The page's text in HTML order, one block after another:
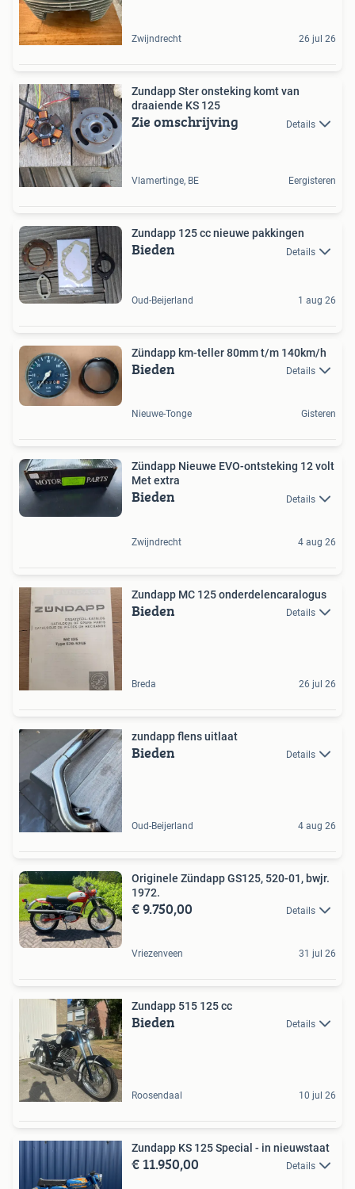
Zwijndrecht 26 jul 26
Zundapp Ster onsteking komt van
draaiende KS 125
Zie omschrijving Details
Vlamertinge, BE Eergisteren
Zundapp 125 cc nieuwe pakkingen
Bieden Details
Oud-Beijerland 1 aug 26
Zündapp km-teller 80mm t/m 140km/h
Bieden Details
Nieuwe-Tonge Gisteren
Zündapp Nieuwe EVO-ontsteking 12 volt
Met extra
Bieden Details
Zwijndrecht 4 aug 26
Zundapp MC 125 onderdelencaralogus
Bieden Details
Breda 26 jul 26
zundapp flens uitlaat
Bieden Details
Oud-Beijerland 4 aug 26
Originele Zündapp GS125, 520-01, bwjr.
1972.
€ 9.750,00 Details
Vriezenveen 31 jul 26
Zundapp 515 125 cc
Bieden Details
Roosendaal 10 jul 26
Zundapp KS 125 Special - in nieuwstaat
€ 11.950,00 Details